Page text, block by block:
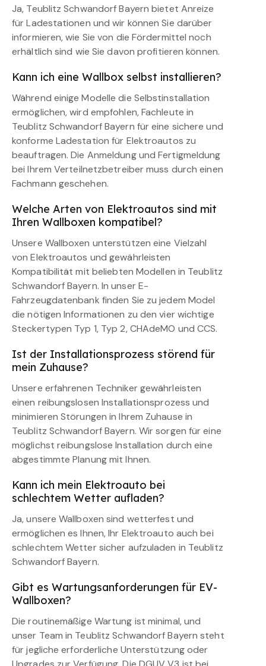
Ja, Teublitz Schwandorf Bayern bietet Anreize
für Ladestationen und wir können Sie darüber
informieren, wie Sie von die Fördermittel noch
erhältlich sind wie Sie davon profitieren können.
Kann ich eine Wallbox selbst installieren?
Während einige Modelle die Selbstinstallation
ermöglichen, wird empfohlen, Fachleute in
Teublitz Schwandorf Bayern für eine sichere und
konforme Ladestation für Elektroautos zu
beauftragen. Die Anmeldung und Fertigmeldung
bei Ihrem Verteilnetzbetreiber muss durch einen
Fachmann geschehen.
Welche Arten von Elektroautos sind mit
Ihren Wallboxen kompatibel?
Unsere Wallboxen unterstützen eine Vielzahl
von Elektroautos und gewährleisten
Kompatibilität mit beliebten Modellen in Teublitz
Schwandorf Bayern. In unser E-
Fahrzeugdatenbank finden Sie zu jedem Model
die nötigen Informationen zu den vier wichtige
Steckertypen Typ 1, Typ 2, CHAdeMO und CCS.
Ist der Installationsprozess störend für
mein Zuhause?
Unsere erfahrenen Techniker gewährleisten
einen reibungslosen Installationsprozess und
minimieren Störungen in Ihrem Zuhause in
Teublitz Schwandorf Bayern. Wir sorgen für eine
möglichst reibungslose Installation durch eine
abgestimmte Planung mit Ihnen.
Kann ich mein Elektroauto bei
schlechtem Wetter aufladen?
Ja, unsere Wallboxen sind wetterfest und
ermöglichen es Ihnen, Ihr Elektroauto auch bei
schlechtem Wetter sicher aufzuladen in Teublitz
Schwandorf Bayern.
Gibt es Wartungsanforderungen für EV-
Wallboxen?
Die routinemäßige Wartung ist minimal, und
unser Team in Teublitz Schwandorf Bayern steht
für jegliche erforderliche Unterstützung oder